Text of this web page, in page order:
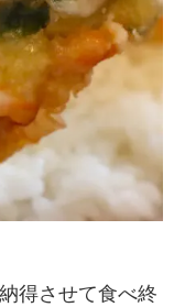
得させて食べ終